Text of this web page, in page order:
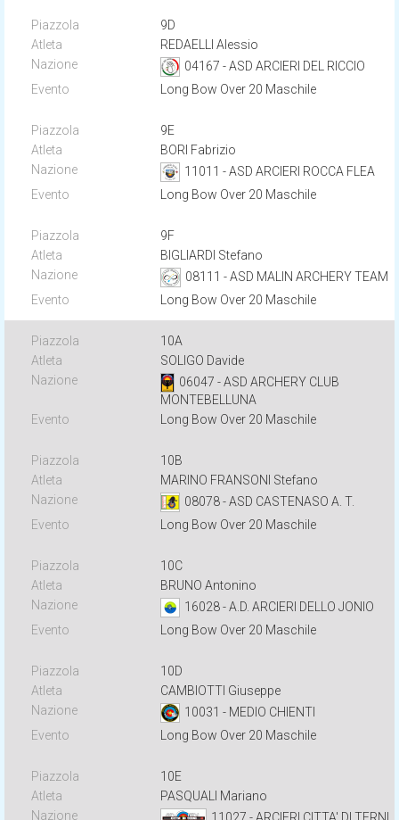
9D
REDAELLI Alessio
04167 - ASD ARCIERI DEL RICCIO
Long Bow Over 20 Maschile
9E
BORI Fabrizio
11011 - ASD ARCIERI ROCCA FLEA
Long Bow Over 20 Maschile
9F
BIGLIARDI Stefano
08111 - ASD MALIN ARCHERY TEAM
Long Bow Over 20 Maschile
10A
SOLIGO Davide
06047 - ASD ARCHERY CLUB
MONTEBELLUNA
Long Bow Over 20 Maschile
10B
MARINO FRANSONI Stefano
08078 - ASD CASTENASO A. T.
Long Bow Over 20 Maschile
10C
BRUNO Antonino
16028 - A.D. ARCIERI DELLO JONIO
Long Bow Over 20 Maschile
10D
CAMBIOTTI Giuseppe
10031 - MEDIO CHIENTI
Long Bow Over 20 Maschile
10E
PASQUALI Mariano
11027 - ARCIERI CITTA' DI TERNI